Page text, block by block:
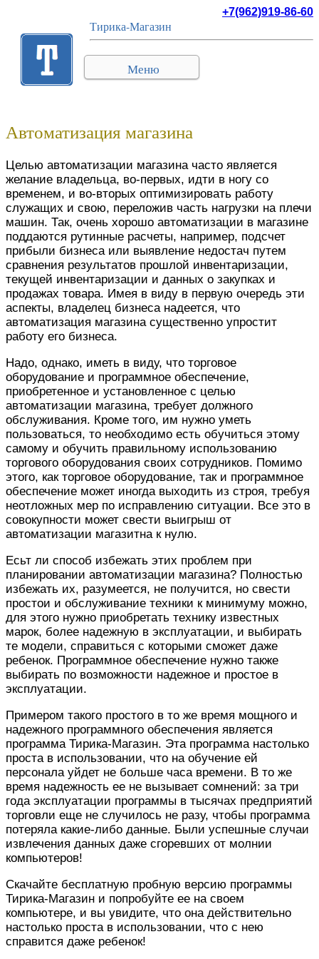
+7(962)919-86-60
Тирика-Магазин
Меню
Автоматизация магазина
Целью автоматизации магазина часто является
желание владельца, во-первых, идти в ногу со
временем, и во-вторых оптимизировать работу
служащих и свою, переложив часть нагрузки на плечи
машин. Так, очень хорошо автоматизации в магазине
поддаются рутинные расчеты, например, подсчет
прибыли бизнеса или выявление недостач путем
сравнения результатов прошлой инвентаризации,
текущей инвентаризации и данных о закупках и
продажах товара. Имея в виду в первую очередь эти
аспекты, владелец бизнеса надеется, что
автоматизация магазина существенно упростит
работу его бизнеса.
Надо, однако, иметь в виду, что торговое
оборудование и программное обеспечение,
приобретенное и установленное с целью
автоматизации магазина, требует должного
обслуживания. Кроме того, им нужно уметь
пользоваться, то необходимо есть обучиться этому
самому и обучить правильному использованию
торгового оборудования своих сотрудников. Помимо
этого, как торговое оборудование, так и программное
обеспечение может иногда выходить из строя, требуя
неотложных мер по исправлению ситуации. Все это в
совокупности может свести выигрыш от
автоматизации магазитна к нулю.
Есьт ли способ избежать этих проблем при
планировании автоматизации магазина? Полностью
избежать их, разумеется, не получится, но свести
простои и обслуживание техники к минимуму можно,
для этого нужно приобретать технику известных
марок, более надежную в эксплуатации, и выбирать
те модели, справиться с которыми сможет даже
ребенок. Программное обеспечение нужно также
выбирать по возможности надежное и простое в
эксплуатации.
Примером такого простого в то же время мощного и
надежного программного обеспечения является
программа Тирика-Магазин. Эта программа настолько
проста в использовании, что на обучение ей
персонала уйдет не больше часа времени. В то же
время надежность ее не вызывает сомнений: за три
года эксплуатации программы в тысячах предприятий
торговли еще не случилось не разу, чтобы программа
потеряла какие-либо данные. Были успешные случаи
извлечения данных даже сгоревших от молнии
компьютеров!
Скачайте бесплатную пробную версию программы
Тирика-Магазин и попробуйте ее на своем
компьютере, и вы увидите, что она действительно
настолько проста в использовании, что с нею
справится даже ребенок!